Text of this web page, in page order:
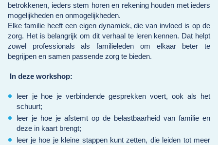
betrokkenen, ieders stem horen en rekening houden met ieders
mogelijkheden en onmogelijkheden.
Elke familie heeft een eigen dynamiek, die van invloed is op de
zorg. Het is belangrijk om dit verhaal te leren kennen. Dat helpt
zowel professionals als familieleden om elkaar beter te
begrijpen en samen passende zorg te bieden.
In deze workshop:
leer je hoe je verbindende gesprekken voert, ook als het
schuurt;
leer je hoe je afstemt op de belastbaarheid van familie en
deze in kaart brengt;
leer je hoe je kleine stappen kunt zetten, die leiden tot meer